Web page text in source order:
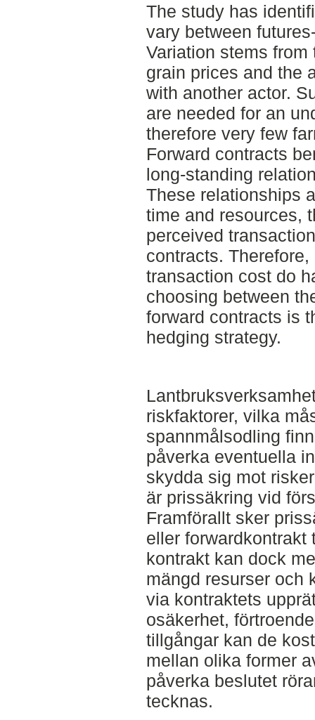
The study has
vary between
Variation stems
grain prices and the
with another actor.
are needed for an
therefore very few
Forward contracts
long-standing
These relationships
time and resources,
perceived
contracts.
transaction cost do
choosing between
forward contracts is
hedging strategy.
riskfaktorer, vilka
spannmålsodling
påverka eventuella
skydda sig mot
är prissäkring vid
Framförallt sker
eller
kontrakt kan dock
mängd resurser och
via kontraktets
osäkerhet,
tillgångar kan de
mellan olika former
påverka beslutet
tecknas.